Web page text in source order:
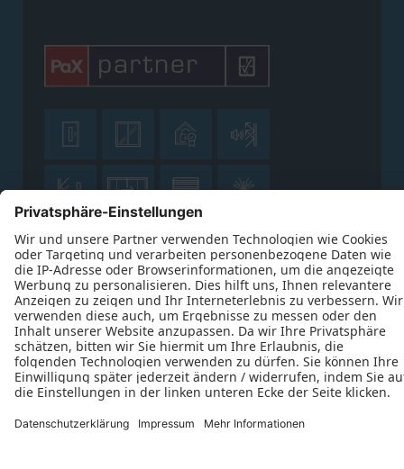
   
   
  
Datenschutz Impressum
Kontakt
Thomas Osterhold © 2026